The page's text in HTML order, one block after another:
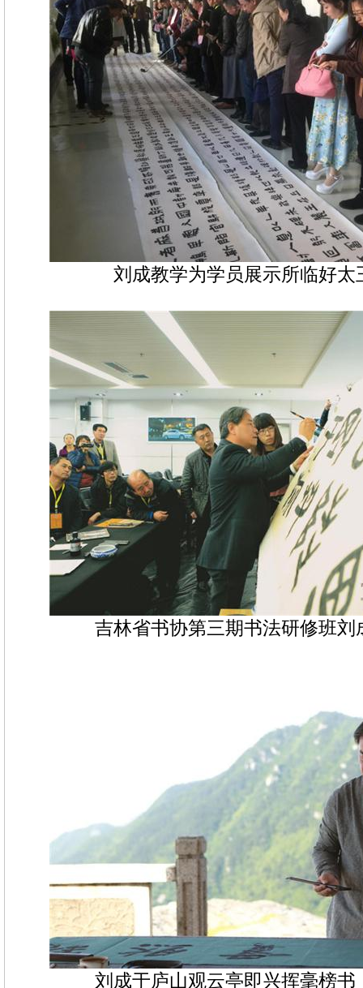
刘成教学为学员展示所临好太
吉林省书协第三期书法研修班刘
刘成于庐山观云亭即兴挥毫榜书